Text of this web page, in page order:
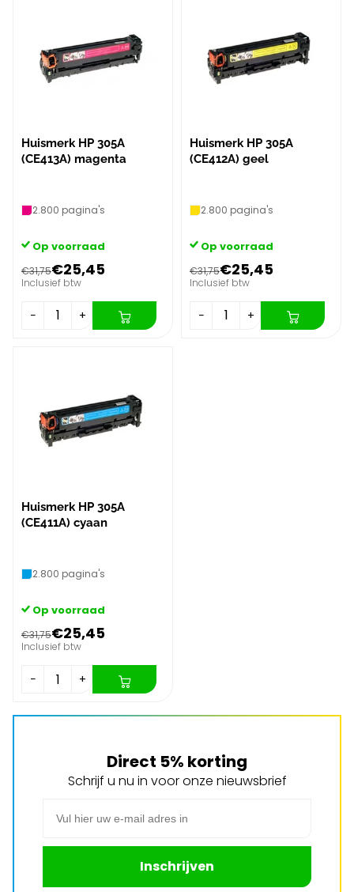
Huismerk HP 305A
(CE413A) magenta
2.800 pagina's
Op voorraad
€31,75€25,45
Inclusief btw
− +
Huismerk HP 305A
(CE412A) geel
2.800 pagina's
Op voorraad
€31,75€25,45
Inclusief btw
− +
Huismerk HP 305A
(CE411A) cyaan
2.800 pagina's
Op voorraad
€31,75€25,45
Inclusief btw
− +
Direct 5% korting
Schrijf u nu in voor onze nieuwsbrief
Inschrijven